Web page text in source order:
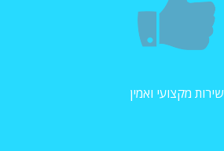
שירות מקצועי ואמין